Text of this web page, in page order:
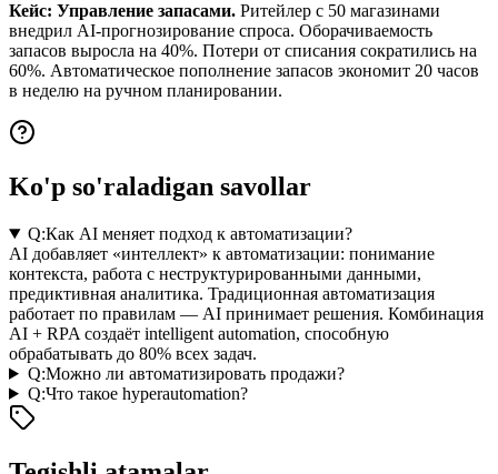
Кейс: Управление запасами. Ритейлер с 50 магазинами
внедрил AI-прогнозирование спроса. Оборачиваемость
запасов выросла на 40%. Потери от списания сократились на
60%. Автоматическое пополнение запасов экономит 20 часов
в неделю на ручном планировании.
Ko'p so'raladigan savollar
Q:Как AI меняет подход к автоматизации?
AI добавляет «интеллект» к автоматизации: понимание
контекста, работа с неструктурированными данными,
предиктивная аналитика. Традиционная автоматизация
работает по правилам — AI принимает решения. Комбинация
AI + RPA создаёт intelligent automation, способную
обрабатывать до 80% всех задач.
Q:Можно ли автоматизировать продажи?
Q:Что такое hyperautomation?